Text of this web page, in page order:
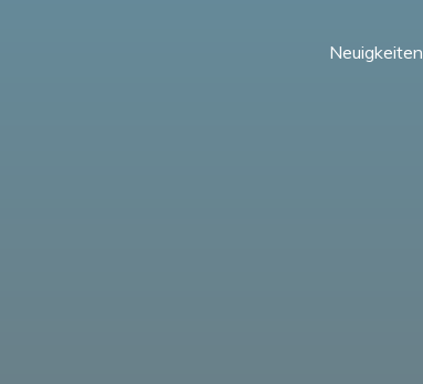
Neuigkeiten